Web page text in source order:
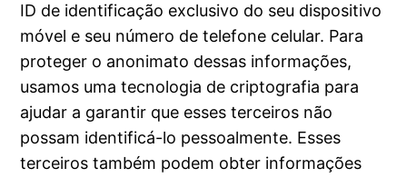
ID de identificação exclusivo do seu dispositivo
móvel e seu número de telefone celular. Para
proteger o anonimato dessas informações,
usamos uma tecnologia de criptografia para
ajudar a garantir que esses terceiros não
possam identificá-lo pessoalmente. Esses
terceiros também podem obter informações